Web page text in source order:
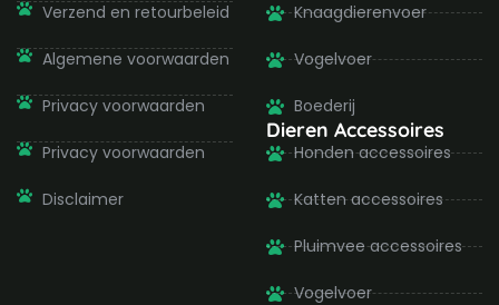
Verzend en retourbeleid
Algemene voorwaarden
Privacy voorwaarden
Privacy voorwaarden
Disclaimer
Knaagdierenvoer
Vogelvoer
Boederij
Dieren Accessoires
Honden accessoires
Katten accessoires
Pluimvee accessoires
Vogelvoer